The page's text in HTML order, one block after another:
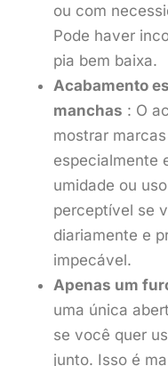
ou com
Pode haver
pia bem baixa.
Acabamento
manchas : O
mostrar
especialmente
umidade ou
perceptível se
diariamente e
impecável.
Apenas um
uma única
se você quer
junto. Isso é